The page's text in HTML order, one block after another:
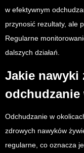
w efektywnym
przynosić rezultaty, ale
Regularne
dalszych działań.
Jakie nawyki
Odchudzanie w
zdrowych nawyków
regularne, co oznacza